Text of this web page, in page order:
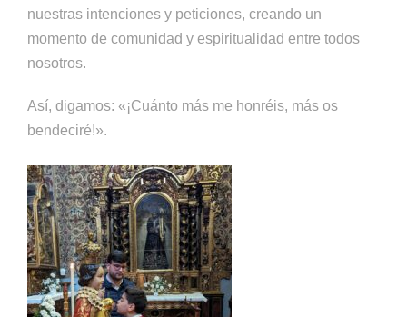
nuestras intenciones y peticiones, creando un
momento de comunidad y espiritualidad entre todos
nosotros.
Así, digamos: «¡Cuánto más me honréis, más os
bendeciré!».